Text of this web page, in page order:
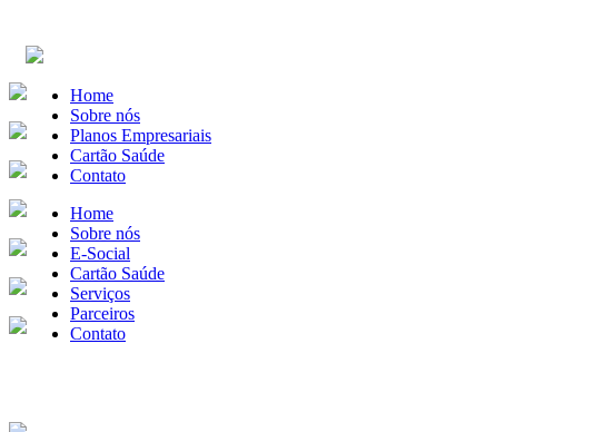
Home
Sobre nós
Planos Empresariais
Cartão Saúde
Contato
Home
Sobre nós
E-Social
Cartão Saúde
Serviços
Parceiros
Contato